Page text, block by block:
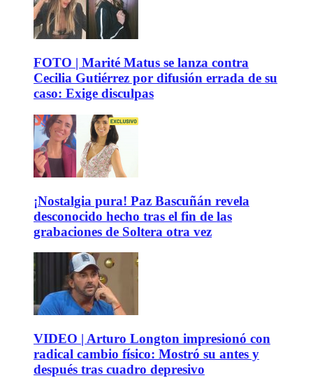
FOTO | Marité Matus se lanza contra
Cecilia Gutiérrez por difusión errada de su
caso: Exige disculpas
¡Nostalgia pura! Paz Bascuñán revela
desconocido hecho tras el fin de las
grabaciones de Soltera otra vez
VIDEO | Arturo Longton impresionó con
radical cambio físico: Mostró su antes y
después tras cuadro depresivo